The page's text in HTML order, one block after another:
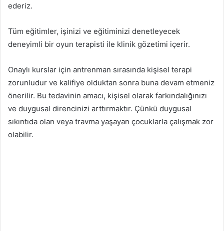
ederiz.
Tüm eğitimler, işinizi ve eğitiminizi denetleyecek
deneyimli bir oyun terapisti ile klinik gözetimi içerir.
Onaylı kurslar için antrenman sırasında kişisel terapi
zorunludur ve kalifiye olduktan sonra buna devam etmeniz
önerilir. Bu tedavinin amacı, kişisel olarak farkındalığınızı
ve duygusal direncinizi arttırmaktır. Çünkü duygusal
sıkıntıda olan veya travma yaşayan çocuklarla çalışmak zor
olabilir.